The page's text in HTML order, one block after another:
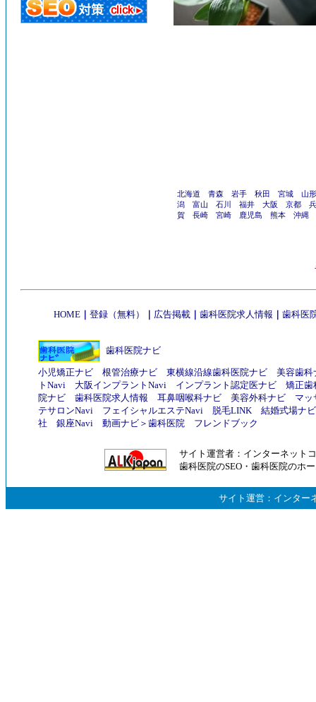
北海道 青森 岩手 秋田 宮城
山形
潟
富山 石川 福井 大阪 京都
賀
長崎 宮崎 鹿児島 熊本 沖縄
HOME 登録（無料） 広告掲載 歯科医院求人情報 歯科医
歯科医院ナビ
小児矯正ナビ 根管治療ナビ 東横線沿線歯科医院ナビ
美容歯科
トNavi
大阪インプラントNavi インプラント認定医ナビ
矯正歯
院ナビ
歯科医院求人情報 耳鼻咽喉科ナビ 美容外科ナビ
マッ
テサロンNavi
フェイシャルエステNavi 脱毛LINK
結婚式場ナビ
社
銀座Navi 動画ナビ ＞ 歯科医院 フレンドブック
サイト運営者： インターネット
歯科医院のSEO ・ 歯科医院のホ
サイト運営： インター